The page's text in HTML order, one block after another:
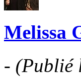
Melissa
- (Publié